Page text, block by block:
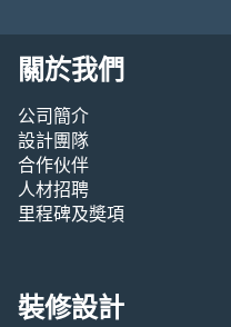
關於我們
公司簡介
設計團隊
合作伙伴
人材招聘
里程碑及奬項
裝修設計